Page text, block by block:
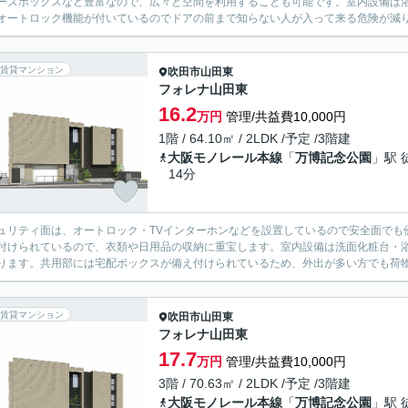
ートロック機能が付いているのでドアの前まで知らない人が入って来る危険が
賃貸マンション 吹田市山田東
フォレナ山田東
16.2万円 管理/共益費10,000円
1階 / 64.10㎡ / 2LDK /予定 /3階建
大阪モノレール本線 「万博記念公園 」駅
14分
リティ面は、オートロック・TVインターホンなどを設置しているので安全面で
けられているので、衣類や日用品の収納に重宝します。室内設備は洗面化粧台
ます。共用部には宅配ボックスが備え付けられているため、外出が多い方でも
賃貸マンション 吹田市山田東
フォレナ山田東
17.7万円 管理/共益費10,000円
3階 / 70.63㎡ / 2LDK /予定 /3階建
大阪モノレール本線 「万博記念公園 」駅